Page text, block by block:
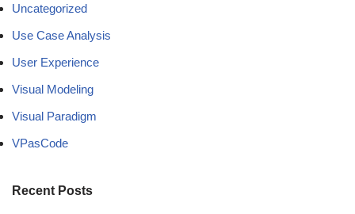
Uncategorized
Use Case Analysis
User Experience
Visual Modeling
Visual Paradigm
VPasCode
Recent Posts